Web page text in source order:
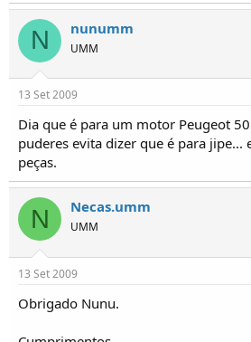
N nunumm
UMM
13 Set 2009
Dia que é para um motor Peugeot
puderes evita dizer que é para jipe...
peças.
N Necas.umm
UMM
13 Set 2009
Obrigado Nunu.